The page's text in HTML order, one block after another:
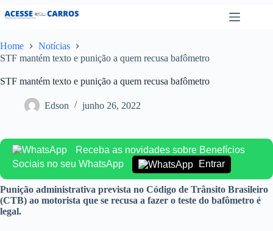
Pular
para
conteúdo
Home
Notícias
STF mantém texto e punição a quem recusa bafômetro
STF mantém texto e punição a quem recusa bafômetro
Edson junho 26, 2022
Receba as novidades sobre Benefícios
Sociais no seu WhatsApp
Entrar
Punição administrativa prevista no Código de Trânsito Brasileiro
(CTB) ao motorista que se recusa a fazer o teste do bafômetro é
legal.